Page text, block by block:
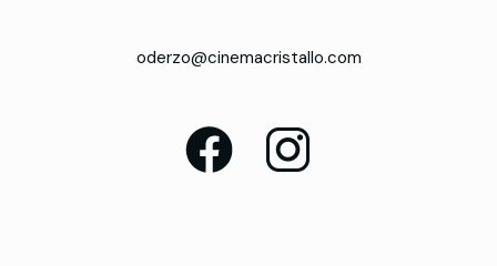
oderzo@cinemacristallo.com